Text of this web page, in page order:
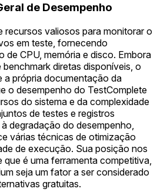
de Desempenho
recursos valiosos para monitorar o
em teste, fornecendo
de CPU, memória e disco. Embora
diretas disponíveis, o
a própria documentação da
o desempenho do TestComplete
do sistema e da complexidade
de testes e registros
degradação do desempenho,
várias técnicas de otimização
de execução. Sua posição nos
é uma ferramenta competitiva,
seja um fator a ser considerado
gratuitas.